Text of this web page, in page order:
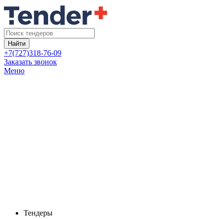
Найти
+7(727)318-76-09
Заказать звонок
Меню
Тендеры